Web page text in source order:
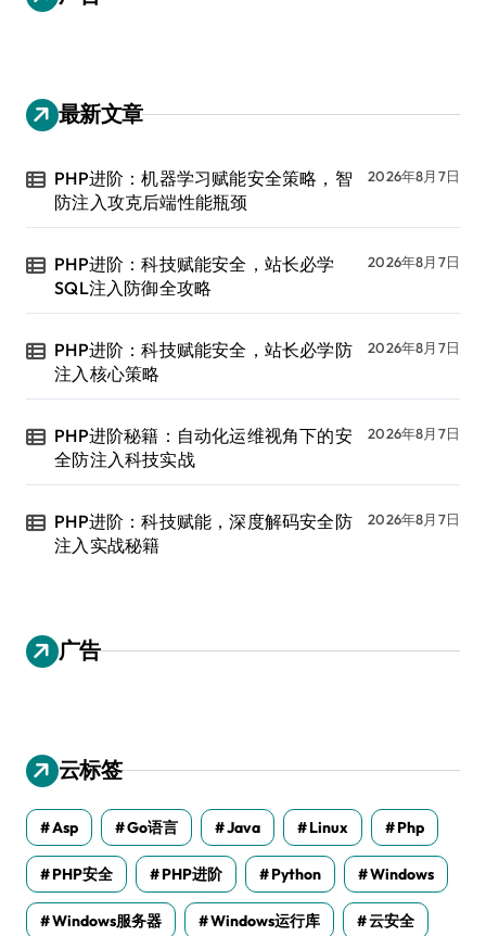
最新文章
PHP进阶：机器学习赋能安全策略，智
防注入攻克后端性能瓶颈
2026年8月7日
PHP进阶：科技赋能安全，站长必学
SQL注入防御全攻略
2026年8月7日
PHP进阶：科技赋能安全，站长必学防
注入核心策略
2026年8月7日
PHP进阶秘籍：自动化运维视角下的安
全防注入科技实战
2026年8月7日
PHP进阶：科技赋能，深度解码安全防
注入实战秘籍
2026年8月7日
广告
云标签
Asp Go语言 Java Linux Php
PHP安全 PHP进阶 Python Windows
Windows服务器 Windows运行库 云安全